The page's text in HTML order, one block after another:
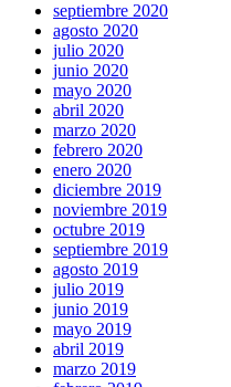
septiembre 2020
agosto 2020
julio 2020
junio 2020
mayo 2020
abril 2020
marzo 2020
febrero 2020
enero 2020
diciembre 2019
noviembre 2019
octubre 2019
septiembre 2019
agosto 2019
julio 2019
junio 2019
mayo 2019
abril 2019
marzo 2019